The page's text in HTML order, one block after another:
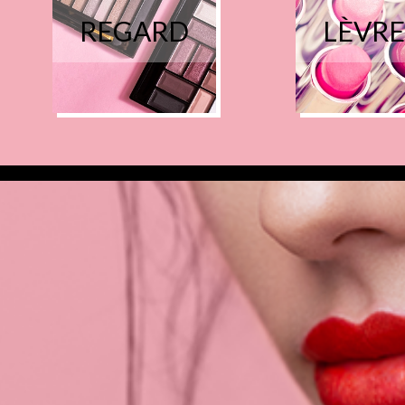
REGARD